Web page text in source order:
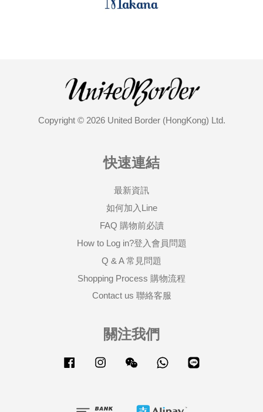
Copyright © 2026 United Border (HongKong) Ltd.
快速連結
最新資訊
如何加入Line
FAQ 購物前必讀
How to Log in?登入會員問題
Q & A 常見問題
Shopping Process 購物流程
Contact us 聯絡客服
關注我們
Facebook Instagram Wechat Whatsapp